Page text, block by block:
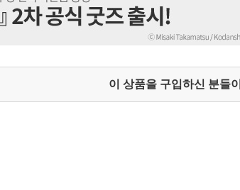
이 상품을 구입하신 분들이